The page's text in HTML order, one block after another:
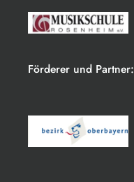
Förderer und Partner: